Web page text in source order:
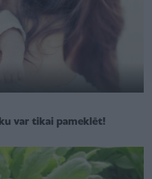
var tikai pameklēt!